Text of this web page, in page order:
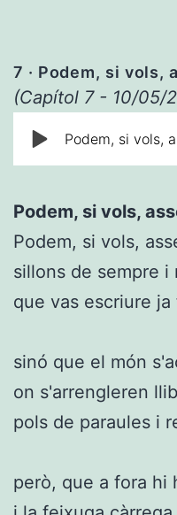
7 · Podem, si vols,
(Capítol 7 - 10/05/
Podem, si vols,
Podem, si vols,
Podem, si vols,
sillons de sempre
que vas escriure ja
No
sinó que el món
on s'arrengleren
pols de paraules i
No
però, que a fora hi